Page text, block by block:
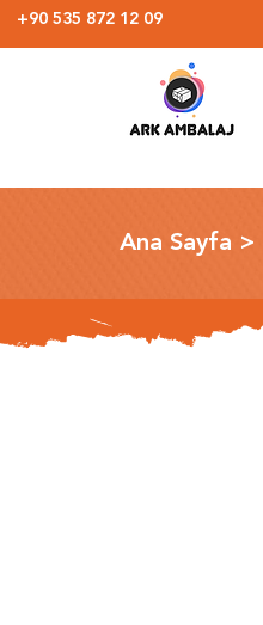
+90 535 872 12 09
Ana Sayfa >